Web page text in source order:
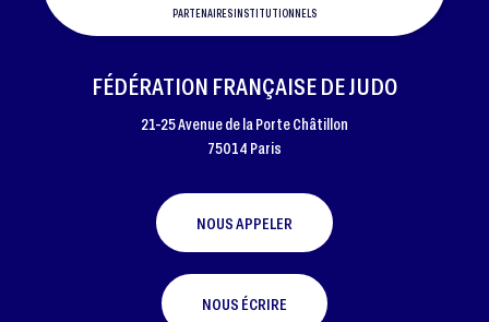
PARTENAIRES INSTITUTIONNELS
FÉDÉRATION FRANÇAISE DE JUDO
21-25 Avenue de la Porte Châtillon
75014 Paris
NOUS APPELER
NOUS ÉCRIRE